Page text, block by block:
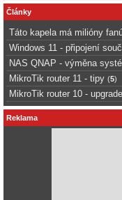
Články
Táto kapela má milióny
Windows 11 - připojení
NAS QNAP - výměna
MikroTik router 11 - tipy (5)
MikroTik router 10 -
Reklama